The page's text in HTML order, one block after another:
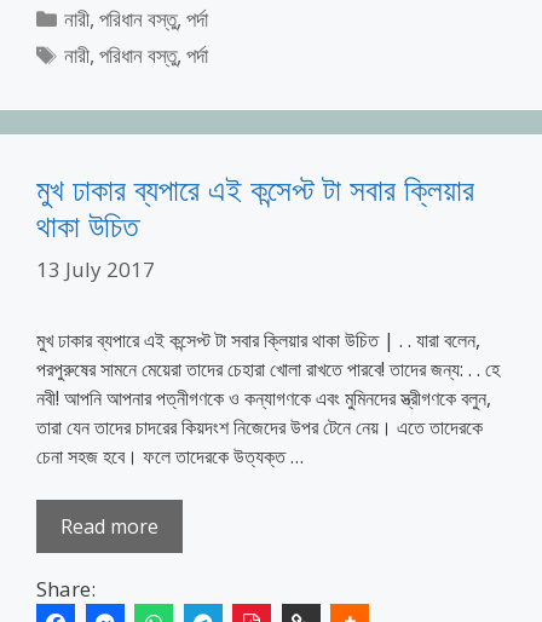
Categories
নারী,পরিধান বস্তু,পর্দা
Tags
নারী,পরিধান বস্তু,পর্দা
মুখ ঢাকার ব্যপারে এই কন্সেপ্ট টা সবার ক্লিয়ার
থাকা উচিত
13 July 2017
মুখ ঢাকার ব্যপারে এই কন্সেপ্ট টা সবার ক্লিয়ার থাকা উচিত | . . যারা বলেন,
পরপুরুষের সামনে মেয়েরা তাদের চেহারা খোলা রাখতে পারবে! তাদের জন্য: . . হে
নবী! আপনি আপনার পত্নীগণকে ও কন্যাগণকে এবং মুমিনদের স্ত্রীগণকে বলুন,
তারা যেন তাদের চাদরের কিয়দংশ নিজেদের উপর টেনে নেয়। এতে তাদেরকে
চেনা সহজ হবে। ফলে তাদেরকে উত্যক্ত …
Read more
Share: